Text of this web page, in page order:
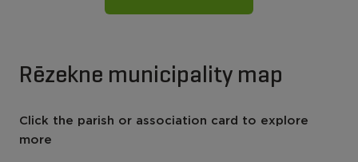
Rēzekne municipality map
Click the parish or association card to explore
more